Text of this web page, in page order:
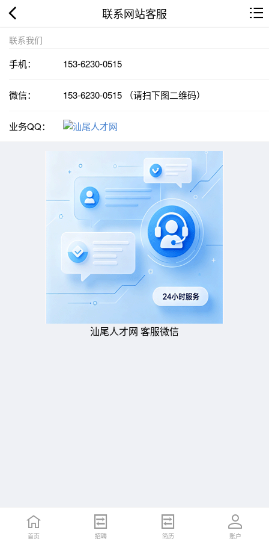
联系网站客服
联系我们
手机： 153-6230-0515
微信： 153-6230-0515 （请扫下图二维码）
业务QQ：
汕尾人才网 客服微信
首页 招聘 简历 账户